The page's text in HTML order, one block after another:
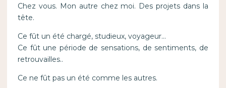
Chez vous. Mon autre chez moi. Des projets dans la
tête.
Ce fût un été chargé, studieux, voyageur…
Ce fût une période de sensations, de sentiments, de
retrouvailles..
Ce ne fût pas un été comme les autres.